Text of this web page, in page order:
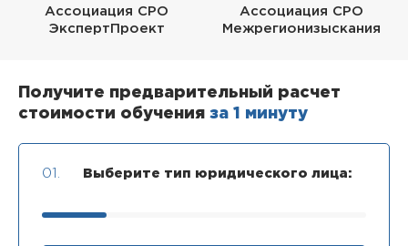
Ассоциация СРО
ЭкспертПроект
Ассоциация СРО
Межрегионизыскания
Получите предварительный расчет
стоимости обучения за 1 минуту
01. Выберите тип юридического лица: